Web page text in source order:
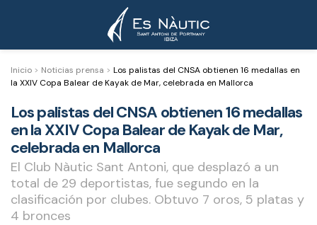
Inicio > Noticias prensa > Los palistas del CNSA obtienen 16 medallas en
la XXIV Copa Balear de Kayak de Mar, celebrada en Mallorca
Los palistas del CNSA obtienen 16 medallas
en la XXIV Copa Balear de Kayak de Mar,
celebrada en Mallorca
El Club Nàutic Sant Antoni, que desplazó a un
total de 29 deportistas, fue segundo en la
clasificación por clubes. Obtuvo 7 oros, 5 platas y
4 bronces